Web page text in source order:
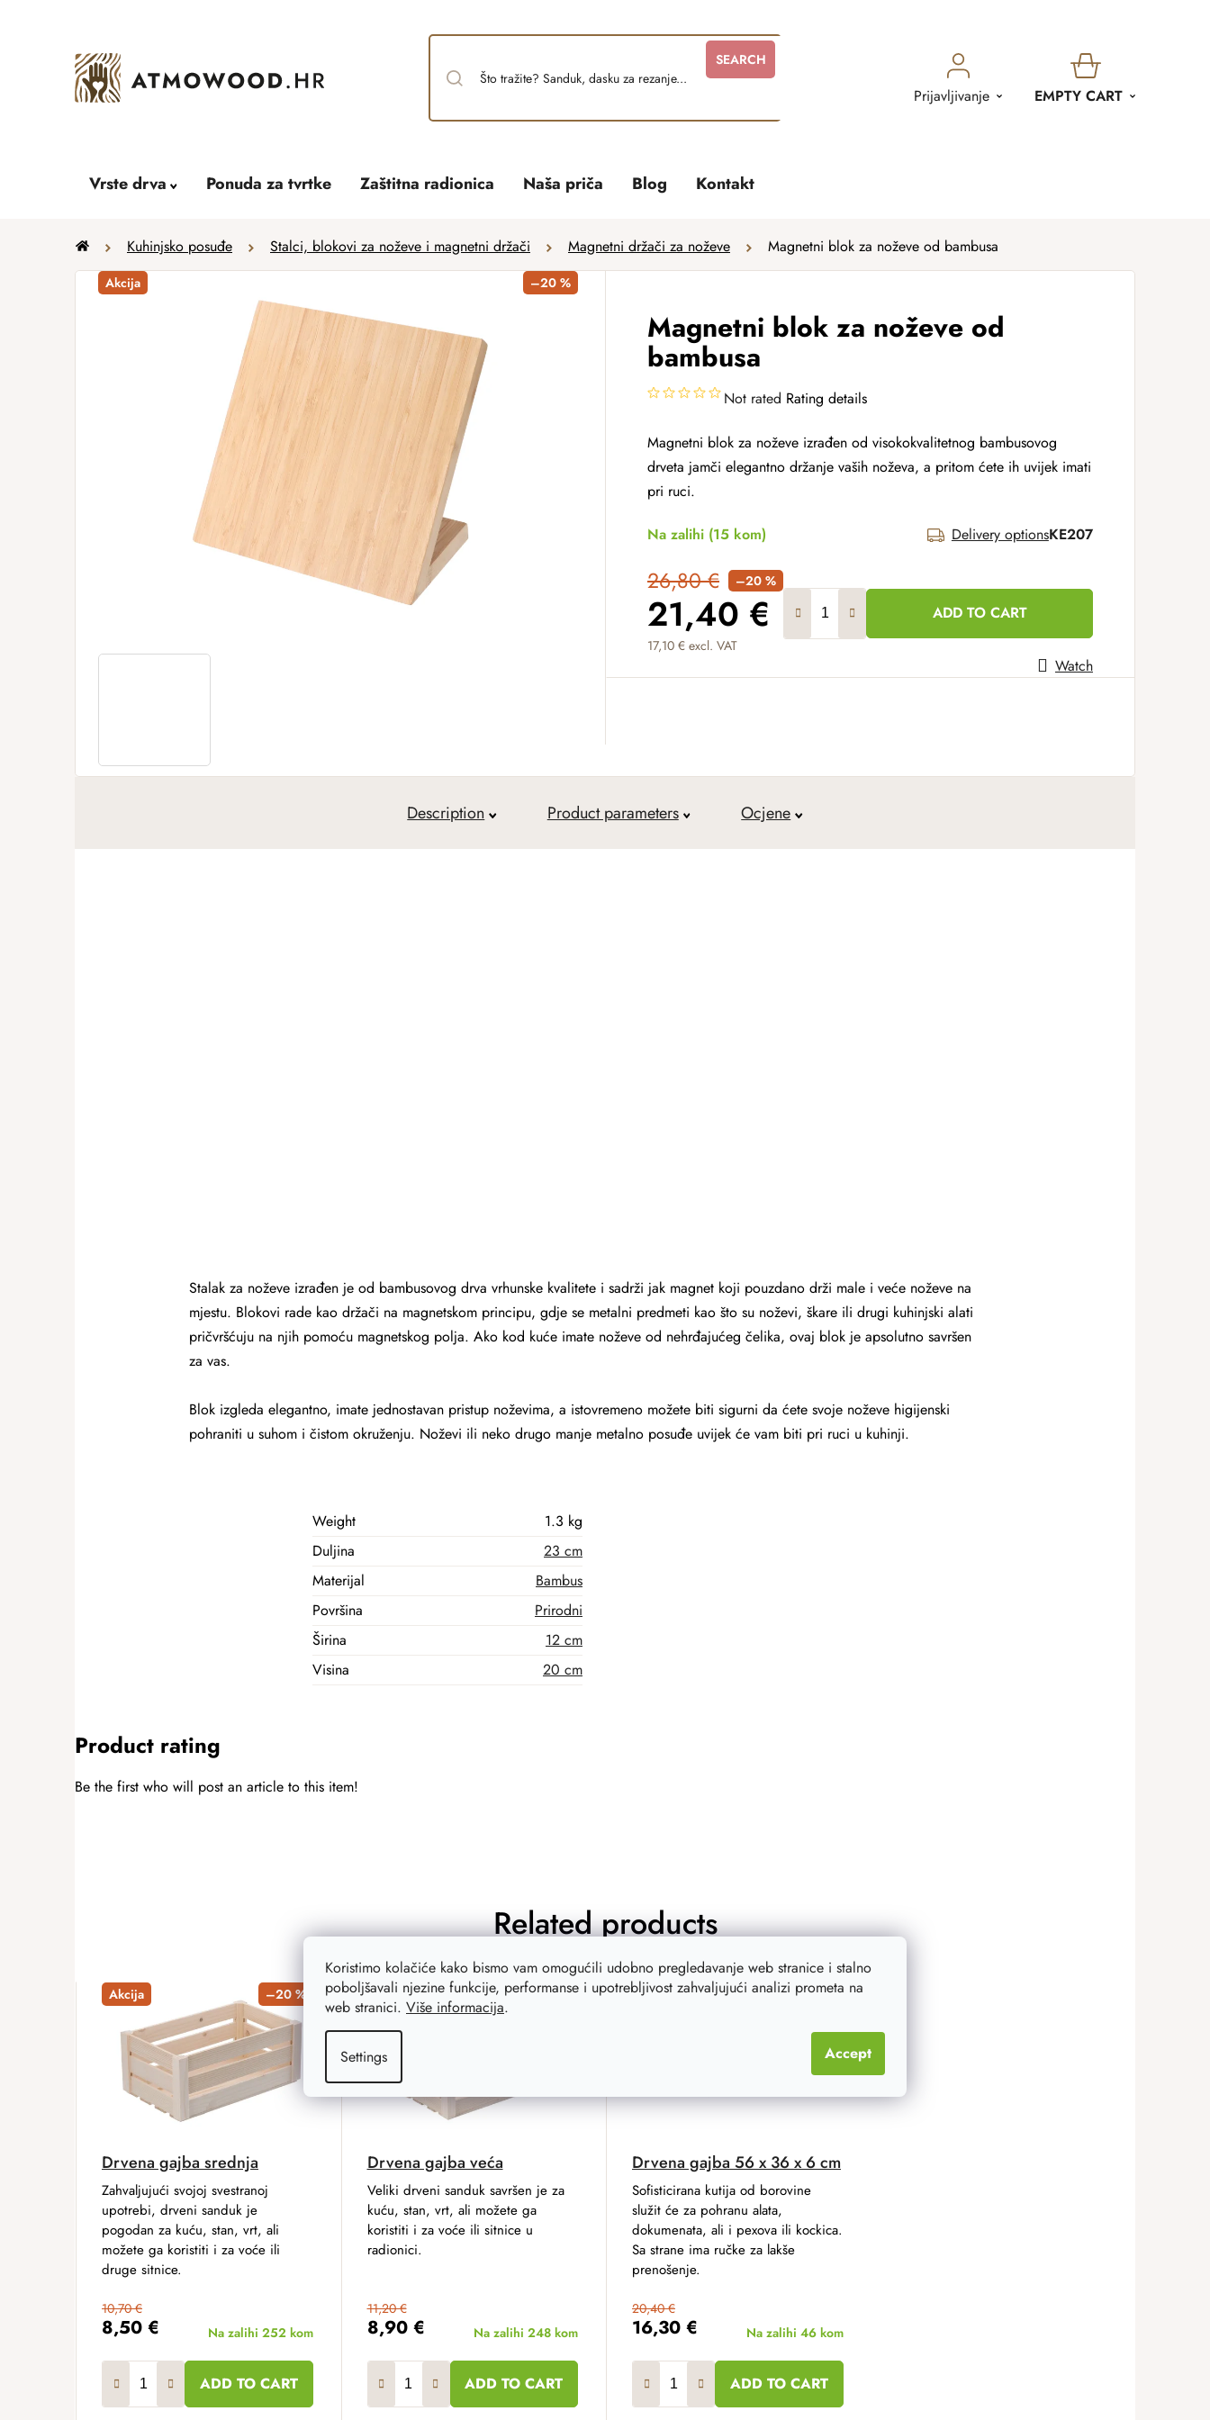
Koristimo kolačiće kako bismo vam omogućili udobno pregledavanje web stranice i stalno
poboljšavali njezine funkcije, performanse i upotrebljivost zahvaljujući analizi prometa na
web stranici. Više informacija.
Settings Accept
SEARCH
Prijavljivanje
SHOPPING
EMPTY CART
Vrste drva Ponuda za tvrtke Zaštitna radionica Naša priča Blog Kontakt
Home Kuhinjsko posuđe Stalci, blokovi za noževe i magnetni držači Magnetni držači za noževe Magnetni blok za noževe od bambusa
Magnetni blok za noževe od
bambusa
Not rated Rating details
Magnetni blok za noževe izrađen od visokokvalitetnog bambusovog
drveta jamči elegantno držanje vaših noževa, a pritom ćete ih uvijek imati
pri ruci.
Na zalihi (15 kom) Delivery optionsKE207
26,80 € –20 %
21,40 €
17,10 € excl. VAT
Measure price:
ADD TO CART
Watch
Akcija –20 %
Description Product parameters Ocjene
Stalak za noževe izrađen je od bambusovog drva vrhunske kvalitete i sadrži jak magnet koji pouzdano drži male i veće noževe na
mjestu. Blokovi rade kao držači na magnetskom principu, gdje se metalni predmeti kao što su noževi, škare ili drugi kuhinjski alati
pričvršćuju na njih pomoću magnetskog polja. Ako kod kuće imate noževe od nehrđajućeg čelika, ovaj blok je apsolutno savršen
za vas.
Blok izgleda elegantno, imate jednostavan pristup noževima, a istovremeno možete biti sigurni da ćete svoje noževe higijenski
pohraniti u suhom i čistom okruženju. Noževi ili neko drugo manje metalno posuđe uvijek će vam biti pri ruci u kuhinji.
Weight
1.3 kg
Duljina
23 cm
Materijal
Bambus
Površina
Prirodni
Širina
12 cm
Visina
20 cm
Product rating
Be the first who will post an article to this item!
Related products
Akcija –20 %
Drvena gajba srednja
8,50 €
10,70 €
Na zalihi 252 kom
ADD TO CART
Zahvaljujući svojoj svestranoj
upotrebi, drveni sanduk je
pogodan za kuću, stan, vrt, ali
možete ga koristiti i za voće ili
druge sitnice.
Akcija –20 %
Drvena gajba veća
8,90 €
11,20 €
Na zalihi 248 kom
ADD TO CART
Veliki drveni sanduk savršen je za
kuću, stan, vrt, ali možete ga
koristiti i za voće ili sitnice u
radionici.
Akcija –20 %
Drvena gajba 56 x 36 x 6 cm
16,30 €
20,40 €
Na zalihi 46 kom
ADD TO CART
Sofisticirana kutija od borovine
služit će za pohranu alata,
dokumenata, ali i pexova ili kockica.
Sa strane ima ručke za lakše
prenošenje.